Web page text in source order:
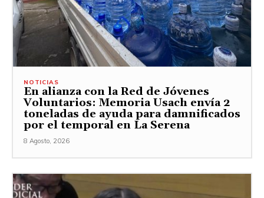
NOTICIAS
En alianza con la Red de Jóvenes
Voluntarios: Memoria Usach envía 2
toneladas de ayuda para damnificados
por el temporal en La Serena
8 Agosto, 2026